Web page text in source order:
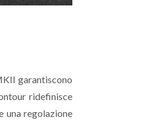
garantiscono
ridefinisce
una regolazione